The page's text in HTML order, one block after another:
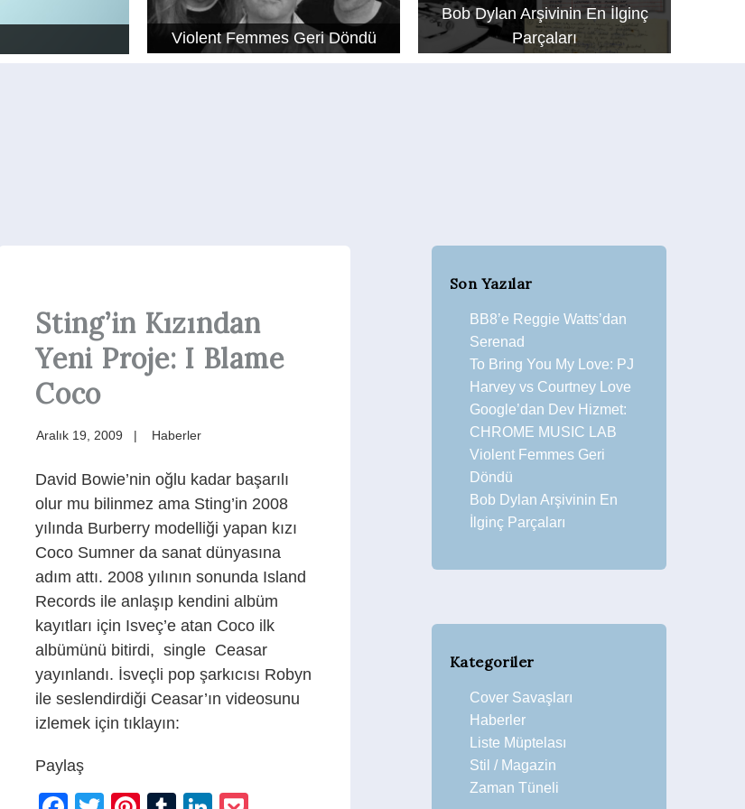
Violent Femmes Geri Döndü
Bob Dylan Arşivinin En İlginç
Parçaları
Sting’in Kızından
Yeni Proje: I Blame
Coco
Aralık 19, 2009 Haberler
David Bowie’nin oğlu kadar başarılı
olur mu bilinmez ama Sting’in 2008
yılında Burberry modelliği yapan kızı
Coco Sumner da sanat dünyasına
adım attı. 2008 yılının sonunda Island
Records ile anlaşıp kendini albüm
kayıtları için Isveç’e atan Coco ilk
albümünü bitirdi, single Ceasar
yayınlandı. İsveçli pop şarkıcısı Robyn
ile seslendirdiği Ceasar’ın videosunu
izlemek için tıklayın:
Paylaş
Son Yazılar
BB8’e Reggie Watts’dan
Serenad
To Bring You My Love: PJ
Harvey vs Courtney Love
Google’dan Dev Hizmet:
CHROME MUSIC LAB
Violent Femmes Geri
Döndü
Bob Dylan Arşivinin En
İlginç Parçaları
Kategoriler
Cover Savaşları
Haberler
Liste Müptelası
Stil / Magazin
Zaman Tüneli